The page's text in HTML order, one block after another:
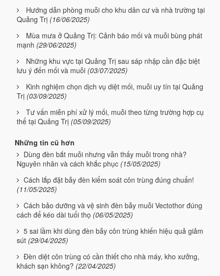
Hướng dẫn phòng muỗi cho khu dân cư và nhà trường tại
Quảng Trị (16/06/2025)
Mùa mưa ở Quảng Trị: Cảnh báo mối và muỗi bùng phát
mạnh (29/06/2025)
Những khu vực tại Quảng Trị sau sáp nhập cần đặc biệt
lưu ý đến mối và muỗi (03/07/2025)
Kinh nghiệm chọn dịch vụ diệt mối, muỗi uy tín tại Quảng
Trị (03/09/2025)
Tư vấn miễn phí xử lý mối, muỗi theo từng trường hợp cụ
thể tại Quảng Trị (05/09/2025)
Những tin cũ hơn
Dùng đèn bắt muỗi nhưng vẫn thấy muỗi trong nhà?
Nguyên nhân và cách khắc phục (15/05/2025)
Cách lắp đặt bẫy đèn kiểm soát côn trùng đúng chuẩn!
(11/05/2025)
Cách bảo dưỡng và vệ sinh đèn bẫy muỗi Vectothor đúng
cách để kéo dài tuổi thọ (06/05/2025)
5 sai lầm khi dùng đèn bẫy côn trùng khiến hiệu quả giảm
sút (29/04/2025)
Đèn diệt côn trùng có cần thiết cho nhà máy, kho xưởng,
khách sạn không? (22/04/2025)